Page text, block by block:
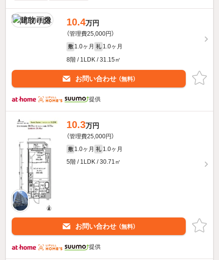
10.4万円
（管理費25,000円）
敷 1.0ヶ月 礼 1.0ヶ月
8階 / 1LDK / 31.15㎡
お問い合わせ （無料）
提供
10.3万円
（管理費25,000円）
敷 1.0ヶ月 礼 1.0ヶ月
5階 / 1LDK / 30.71㎡
お問い合わせ （無料）
提供